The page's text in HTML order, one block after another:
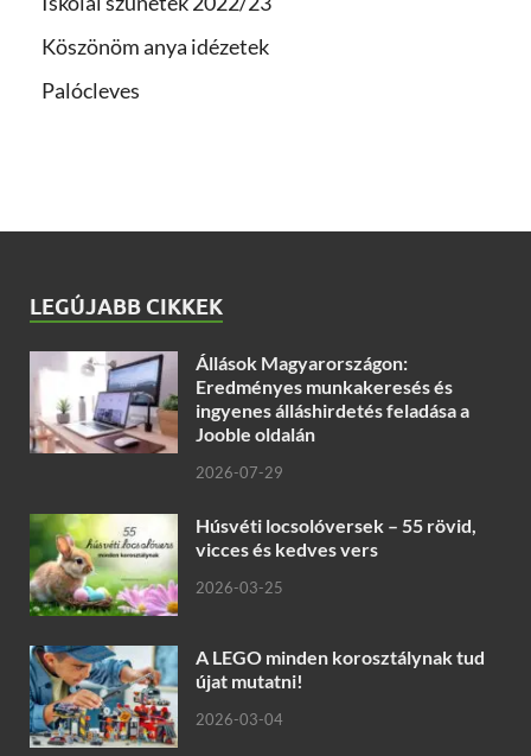
Köszönöm anya idézetek
Palócleves
LEGÚJABB CIKKEK
Állások Magyarországon:
Eredményes munkakeresés és
ingyenes álláshirdetés feladása a
Jooble oldalán
2026-07-29
Húsvéti locsolóversek – 55 rövid,
vicces és kedves vers
2026-03-25
A LEGO minden korosztálynak tud
újat mutatni!
2026-03-04